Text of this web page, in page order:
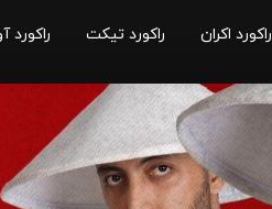
راکورد اکران راکورد تیکت راکورد